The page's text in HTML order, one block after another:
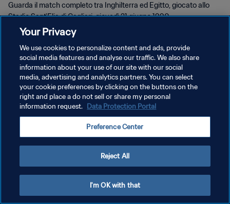
Guarda il match completo tra Inghilterra ed Egitto, giocato allo
Stadio Sant'Elia di Cagliari, giovedì 21 giugno 1990.
PRIVACY POLICY
TERMINI DI SERVIZIO
GESTISCI LE TUE PREFERENZE PER I COOKIES
Your Privacy
We use cookies to personalize content and ads, provide
social media features and analyse our traffic. We also share
information about your use of our site with our social
media, advertising and analytics partners. You can select
your cookie preferences by clicking on the buttons on the
right and place a do not sell or share my personal
information request. Data Protection Portal
Preference Center
Reject All
I'm OK with that